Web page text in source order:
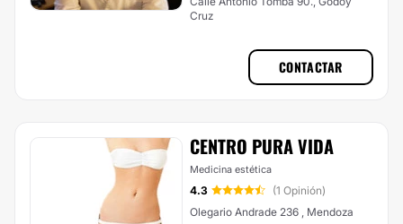
Cruz
CONTACTAR
CENTRO PURA VIDA
Medicina estética
4.3
(1 Opinión)
Olegario Andrade 236 , Mendoza